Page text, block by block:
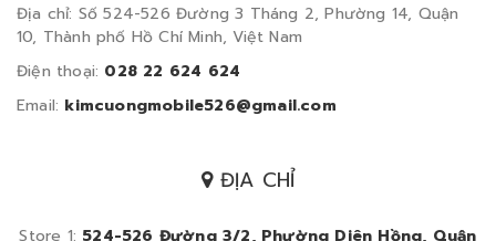
Địa chỉ: Số 524-526 Đường 3 Tháng 2, Phường 14, Quận
10, Thành phố Hồ Chí Minh, Việt Nam
Điện thoại: 028 22 624 624
Email: kimcuongmobile526@gmail.com
ĐỊA CHỈ
Store 1: 524-526 Đường 3/2, Phường Diên Hồng, Quận